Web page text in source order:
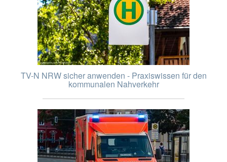
TV-N NRW sicher anwenden - Praxiswissen für den
kommunalen Nahverkehr